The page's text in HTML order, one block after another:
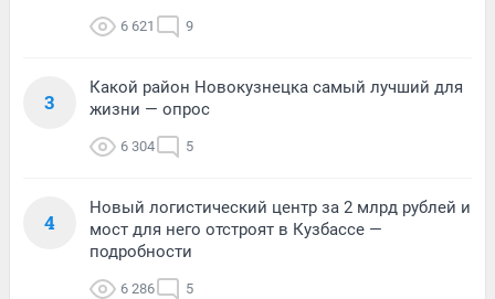
6 621 9
3
Какой район Новокузнецка самый лучший для
жизни — опрос
6 304 5
4
Новый логистический центр за 2 млрд рублей и
мост для него отстроят в Кузбассе —
подробности
6 286 5